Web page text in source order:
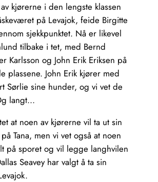
kjørerne i den lengste klassen
på Levajok, feide Birgitte
sjekkpunktet. Nå er likevel
tilbake i tet, med Bernd
Karlsson og John Erik Eriksen på
plassene. John Erik kjører med
Sørlie sine hunder, og vi vet de
langt…
at noen av kjørerne vil ta ut sin
Tana, men vi vet også at noen
på sporet og vil legge langhvilen
Seavey har valgt å ta sin